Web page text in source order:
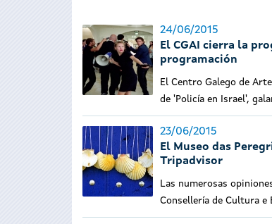
aquí
24/06/2015
El CGAI cierra la
programación
El Centro Galego de
de 'Policía en Israel',
23/06/2015
El Museo das
Tripadvisor
Las numerosas
Consellería de Cultura e